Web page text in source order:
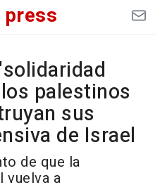
press
palestinos
sus
de Israel
de que la
vuelva a